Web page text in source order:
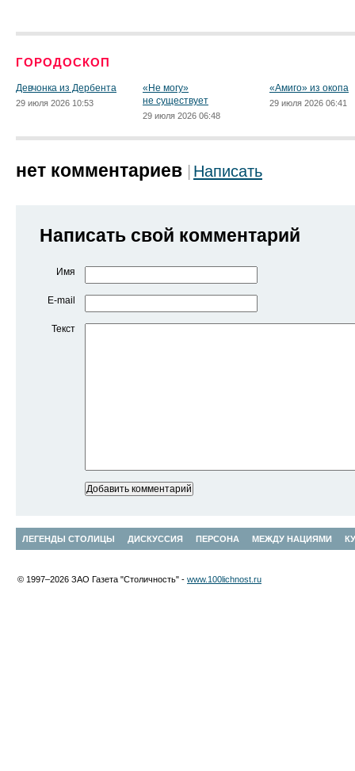
ГОРОДОСКОП
Девчонка из Дербента
29 июля 2026 10:53
«Не могу»
не существует
29 июля 2026 06:48
«Амиго» из окопа
29 июля 2026 06:41
нет комментариев Написать
Написать свой комментарий
Имя
E-mail
Текст
ЛЕГЕНДЫ СТОЛИЦЫ ДИСКУССИЯ ПЕРСОНА МЕЖДУ НАЦИЯМИ
© 1997–2026 ЗАО Газета "Столичность" - www.100lichnost.ru